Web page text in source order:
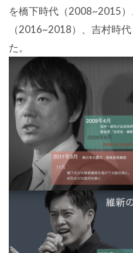
を橋下時代（2008~2015
（2016~2018）、吉村時
た。